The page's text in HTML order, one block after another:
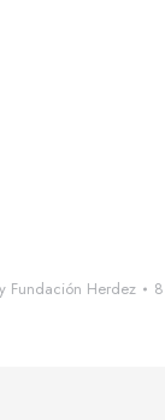
Fundación Herdez